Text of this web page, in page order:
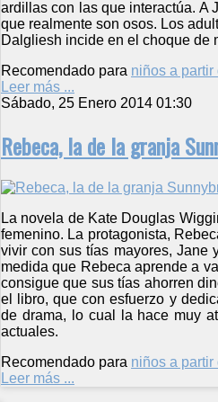
ardillas con las que interactúa. A
que realmente son osos. Los
Dalgliesh incide en el choque de
Recomendado para niños a partir
Leer más ...
Sábado, 25 Enero 2014 01:30
Rebeca, la de la granja
La novela de Kate Douglas
femenino. La protagonista,
vivir con sus tías mayores, Jane
medida que Rebeca aprende a
consigue que sus tías ahorren
el libro, que con esfuerzo y
de drama, lo cual la hace muy
actuales.
Recomendado para niños a partir
Leer más ...